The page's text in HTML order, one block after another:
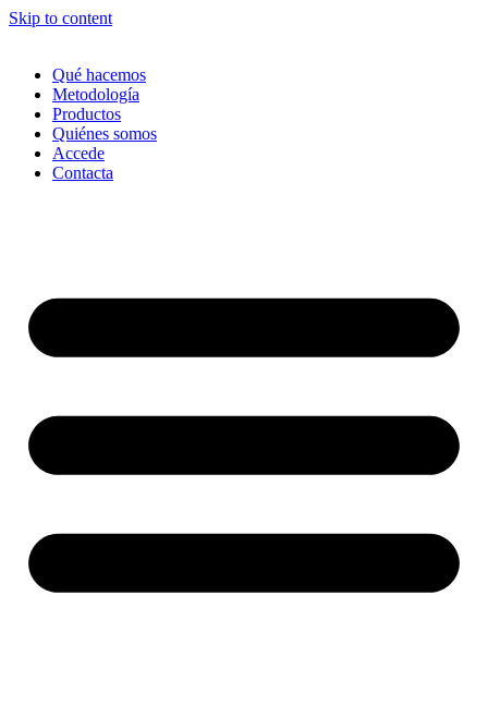
Skip to content
Qué hacemos
Metodología
Productos
Quiénes somos
Accede
Contacta